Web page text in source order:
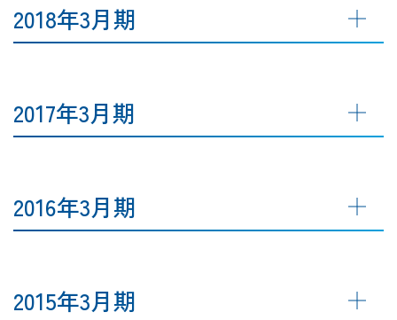
2018年3月期
2017年3月期
2016年3月期
2015年3月期